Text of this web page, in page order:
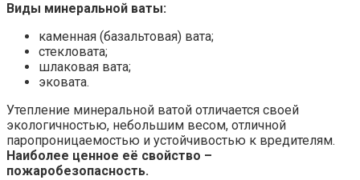
Виды минеральной ваты:
каменная (базальтовая) вата;
стекловата;
шлаковая вата;
эковата.
Утепление минеральной ватой отличается своей
экологичностью, небольшим весом, отличной
паропроницаемостью и устойчивостью к вредителям.
Наиболее ценное её свойство –
пожаробезопасность.